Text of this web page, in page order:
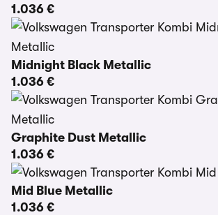
1.036 €
Midnight Black Metallic
1.036 €
Graphite Dust Metallic
1.036 €
Mid Blue Metallic
1.036 €